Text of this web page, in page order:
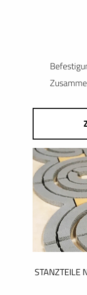
STANZTEILE